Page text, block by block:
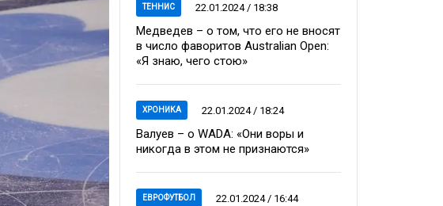
ТЕННИС 22.01.2024 / 18:38
Медведев – о том, что его не вносят
в число фаворитов Australian Open:
«Я знаю, чего стою»
ХРОНИКА 22.01.2024 / 18:24
Валуев – о WADA: «Они воры и
никогда в этом не признаются»
ЕВРОФУТБОЛ 22.01.2024 / 16:44